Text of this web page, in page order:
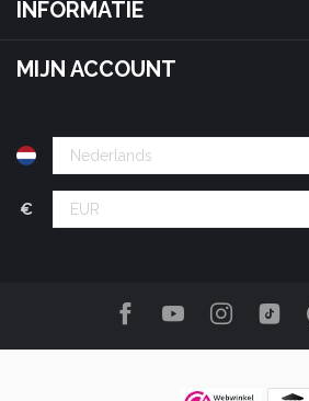
INFORMATIE
MIJN ACCOUNT
€